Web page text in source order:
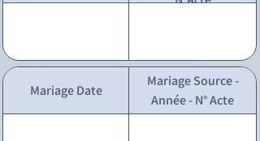
Mariage Date
Mariage Source -
Année - N° Acte